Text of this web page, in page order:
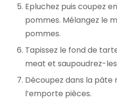
Epluchez puis coupez
pommes. Mélangez le
pommes.
Tapissez le fond de
meat et saupoudrez-
Découpez dans la pâte
l’emporte pièces.